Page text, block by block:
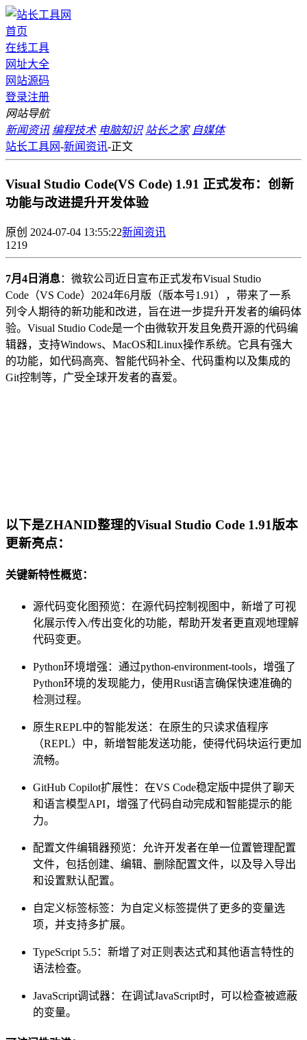
首页
在线工具
网址大全
网站源码
登录注册
网站导航
新闻资讯 编程技术 电脑知识 站长之家 自媒体
站长工具网-新闻资讯-正文
Visual Studio Code(VS Code) 1.91 正式发布：创新
功能与改进提升开发体验
原创 2024-07-04 13:55:22新闻资讯
1219
7月4日消息：微软公司近日宣布正式发布Visual Studio
Code（VS Code）2024年6月版（版本号1.91），带来了一系
列令人期待的新功能和改进，旨在进一步提升开发者的编码体
验。Visual Studio Code是一个由微软开发且免费开源的代码编
辑器，支持Windows、MacOS和Linux操作系统。它具有强大
的功能，如代码高亮、智能代码补全、代码重构以及集成的
Git控制等，广受全球开发者的喜爱。
以下是ZHANID整理的Visual Studio Code 1.91版本
更新亮点：
关键新特性概览：
源代码变化图预览：在源代码控制视图中，新增了可视
化展示传入/传出变化的功能，帮助开发者更直观地理解
代码变更。
Python环境增强：通过python-environment-tools，增强了
Python环境的发现能力，使用Rust语言确保快速准确的
检测过程。
原生REPL中的智能发送：在原生的只读求值程序
（REPL）中，新增智能发送功能，使得代码块运行更加
流畅。
GitHub Copilot扩展性：在VS Code稳定版中提供了聊天
和语言模型API，增强了代码自动完成和智能提示的能
力。
配置文件编辑器预览：允许开发者在单一位置管理配置
文件，包括创建、编辑、删除配置文件，以及导入导出
和设置默认配置。
自定义标签标签：为自定义标签提供了更多的变量选
项，并支持多扩展。
TypeScript 5.5：新增了对正则表达式和其他语言特性的
语法检查。
JavaScript调试器：在调试JavaScript时，可以检查被遮蔽
的变量。